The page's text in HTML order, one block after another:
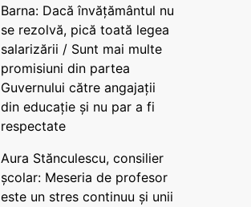
Barna: Dacă învățământul nu
se rezolvă, pică toată legea
salarizării / Sunt mai multe
promisiuni din partea
Guvernului către angajații
din educație și nu par a fi
respectate
Aura Stănculescu, consilier
școlar: Meseria de profesor
este un stres continuu și unii